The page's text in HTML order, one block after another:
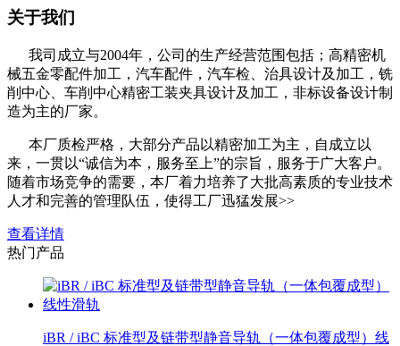
关于我们
我司成立与2004年，公司的生产经营范围包括；高精密机
械五金零配件加工，汽车配件，汽车检、治具设计及加工，铣
削中心、车削中心精密工装夹具设计及加工，非标设备设计制
造为主的厂家。
本厂质检严格，大部分产品以精密加工为主，自成立以
来，一贯以“诚信为本，服务至上”的宗旨，服务于广大客户。
随着市场竞争的需要，本厂着力培养了大批高素质的专业技术
人才和完善的管理队伍，使得工厂迅猛发展>>
查看详情
热门产品
iBR / iBC 标准型及链带型静音导轨（一体包覆成型）线